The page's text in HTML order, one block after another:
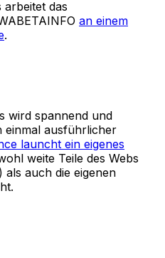
arbeitet das
an einem
.
wird spannend und
einmal ausführlicher
launcht ein eigenes
weite Teile des Webs
auch die eigenen